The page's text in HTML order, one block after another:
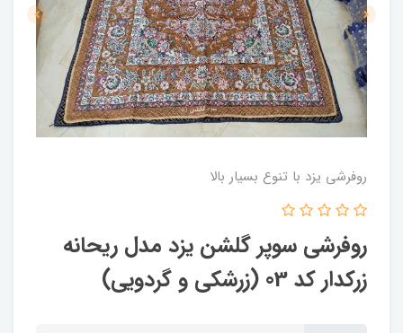
روفرشی یزد با تنوع بسیار بالا
روفرشی سوپر گلشن یزد مدل ریحانه
زرکدار کد 03 (زرشکی و گردویی)